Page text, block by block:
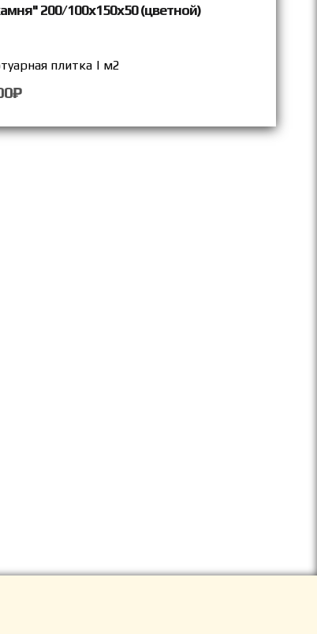
200/100х150х50 (цветной)
плитка | м2